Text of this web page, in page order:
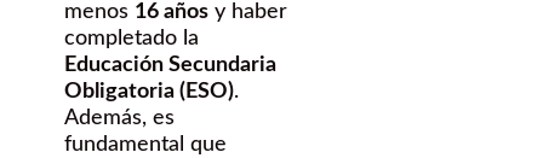
menos 16 años y haber
completado la
Educación Secundaria
Obligatoria (ESO).
Además, es
fundamental que